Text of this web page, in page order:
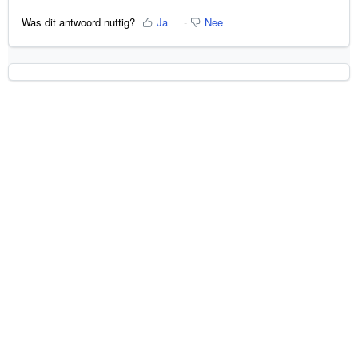
Was dit antwoord nuttig? Ja Nee